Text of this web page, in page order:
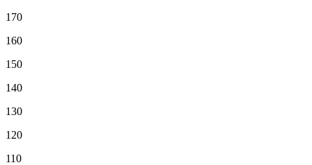
170
160
150
140
130
120
110